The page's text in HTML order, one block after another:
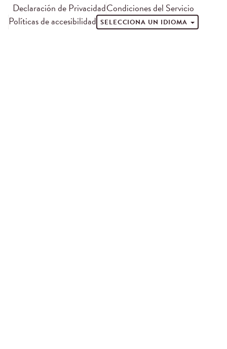
Declaración de PrivacidadCondiciones del Servicio
Políticas de accesibilidad SELECCIONA UN IDIOMA